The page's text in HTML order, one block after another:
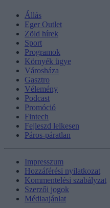
Állás
Eger Outlet
Zöld hírek
Sport
Programok
Környék ügye
Városháza
Gasztro
Vélemény
Podcast
Promóció
Fintech
Fejleszd lelkesen
Páros-páratlan
Impresszum
Hozzáférési nyilatkozat
Kommentelési szabályzat
Szerzői jogok
Médiaajánlat